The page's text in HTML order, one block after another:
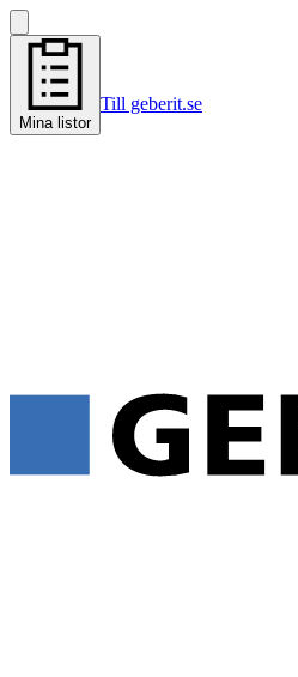
Mina listor
Till geberit.se